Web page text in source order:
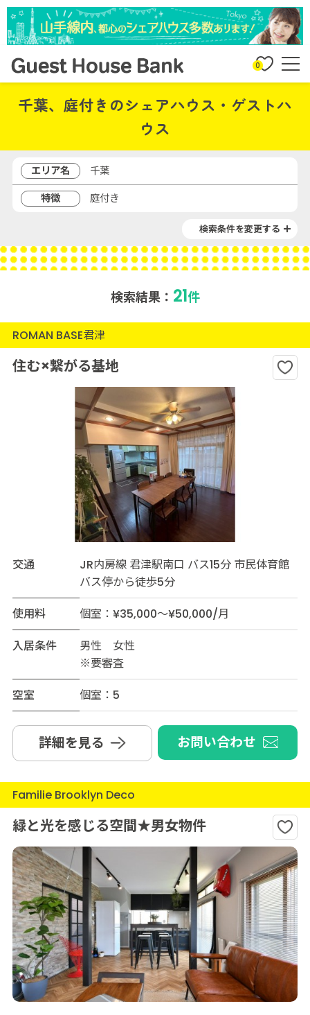
0
千葉、庭付きのシェアハウス・ゲストハ
ウス
エリア名
千葉
特徴
庭付き
検索条件を変更する
検索結果： 21件
ROMAN BASE君津
住む×繋がる基地
交通
JR内房線 君津駅南口 バス15分 市民体育館
バス停から徒歩5分
使用料
個室：¥35,000～¥50,000/月
入居条件
男性 女性
※要審査
空室
個室：5
詳細を見る お問い合わせ
Familie Brooklyn Deco
緑と光を感じる空間★男女物件